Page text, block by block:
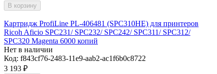
В корзину
Картридж ProfiLine PL-406481 (SPC310HE) для принтеров
Ricoh Aficio SPC231/ SPC232/ SPC242/ SPC311/ SPC312/
SPC320 Magenta 6000 копий
Нет в наличии
Код: f843cf76-2483-11e9-aab2-ac1f6b0c8722
3 193 ₽